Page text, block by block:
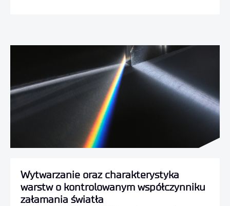
Wytwarzanie oraz charakterystyka
warstw o kontrolowanym współczynniku
załamania światła